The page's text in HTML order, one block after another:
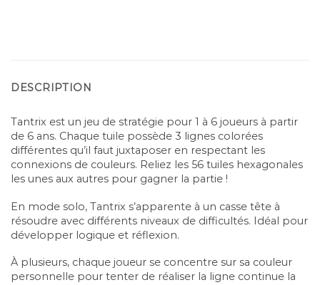
DESCRIPTION
Tantrix est un jeu de stratégie pour 1 à 6 joueurs à partir
de 6 ans. Chaque tuile possède 3 lignes colorées
différentes qu’il faut juxtaposer en respectant les
connexions de couleurs. Reliez les 56 tuiles hexagonales
les unes aux autres pour gagner la partie !
En mode solo, Tantrix s’apparente à un casse tête à
résoudre avec différents niveaux de difficultés. Idéal pour
développer logique et réflexion.
À plusieurs, chaque joueur se concentre sur sa couleur
personnelle pour tenter de réaliser la ligne continue la